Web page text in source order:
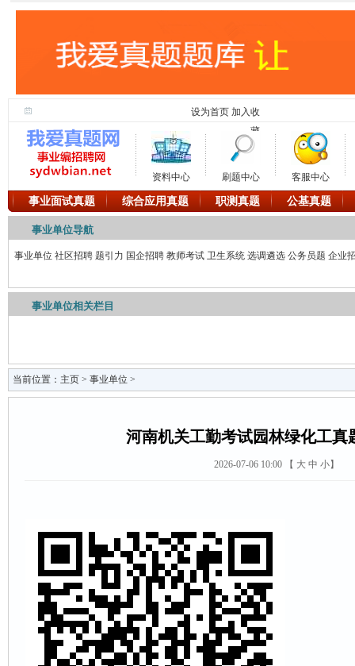
设为首页 加入收
藏
资料中心 刷题中心 客服中心
事业面试真题 综合应用真题 职测真题 公基真题
事业单位导航
事业单位 社区招聘 题引力 国企招聘 教师考试 卫生系统 选调遴选 公务员题 企业
事业单位相关栏目
当前位置： 主页 > 事业单位 >
河南机关工勤考试园林绿化工真
2026-07-06 10:00 【 大 中 小】